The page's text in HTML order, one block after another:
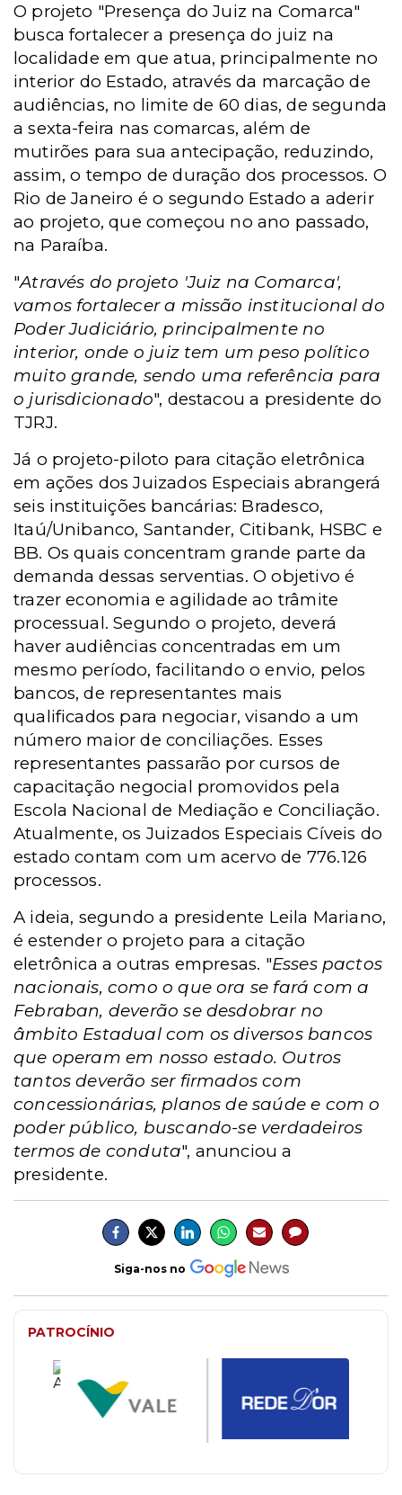
O projeto "Presença do Juiz na Comarca"
busca fortalecer a presença do juiz na
localidade em que atua, principalmente no
interior do Estado, através da marcação de
audiências, no limite de 60 dias, de segunda
a sexta-feira nas comarcas, além de
mutirões para sua antecipação, reduzindo,
assim, o tempo de duração dos processos. O
Rio de Janeiro é o segundo Estado a aderir
ao projeto, que começou no ano passado,
na Paraíba.
"Através do projeto 'Juiz na Comarca',
vamos fortalecer a missão institucional do
Poder Judiciário, principalmente no
interior, onde o juiz tem um peso político
muito grande, sendo uma referência para
o jurisdicionado", destacou a presidente do
TJRJ.
Já o projeto-piloto para citação eletrônica
em ações dos Juizados Especiais abrangerá
seis instituições bancárias: Bradesco,
Itaú/Unibanco, Santander, Citibank, HSBC e
BB. Os quais concentram grande parte da
demanda dessas serventias. O objetivo é
trazer economia e agilidade ao trâmite
processual. Segundo o projeto, deverá
haver audiências concentradas em um
mesmo período, facilitando o envio, pelos
bancos, de representantes mais
qualificados para negociar, visando a um
número maior de conciliações. Esses
representantes passarão por cursos de
capacitação negocial promovidos pela
Escola Nacional de Mediação e Conciliação.
Atualmente, os Juizados Especiais Cíveis do
estado contam com um acervo de 776.126
processos.
A ideia, segundo a presidente Leila Mariano,
é estender o projeto para a citação
eletrônica a outras empresas. "Esses pactos
nacionais, como o que ora se fará com a
Febraban, deverão se desdobrar no
âmbito Estadual com os diversos bancos
que operam em nosso estado. Outros
tantos deverão ser firmados com
concessionárias, planos de saúde e com o
poder público, buscando-se verdadeiros
termos de conduta", anunciou a
presidente.
Siga-nos no
PATROCÍNIO